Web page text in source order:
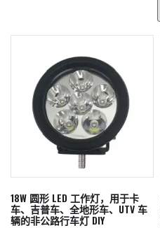
18W 圆形 LED 工作灯，用于卡
车、吉普车、全地形车、UTV 车
辆的非公路行车灯 DIY